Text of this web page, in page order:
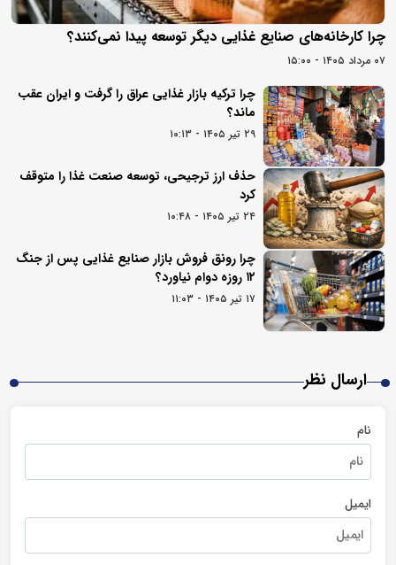
چرا کارخانه‌های صنایع غذایی دیگر توسعه پیدا نمی‌کنند؟
۰۷ مرداد ۱۴۰۵ - ۱۵:۰۰
چرا ترکیه بازار غذایی عراق را گرفت و ایران عقب
ماند؟
۲۹ تیر ۱۴۰۵ - ۱۰:۱۳
حذف ارز ترجیحی، توسعه صنعت غذا را متوقف
کرد
۲۴ تیر ۱۴۰۵ - ۱۰:۴۸
چرا رونق فروش بازار صنایع غذایی پس از جنگ
۱۲ روزه دوام نیاورد؟
۱۷ تیر ۱۴۰۵ - ۱۱:۰۳
ارسال نظر
نام
ایمیل